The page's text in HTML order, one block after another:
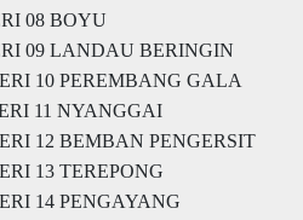
08 BOYU
09 LANDAU BERINGIN
10 PEREMBANG GALA
11 NYANGGAI
12 BEMBAN PENGERSIT
13 TEREPONG
14 PENGAYANG